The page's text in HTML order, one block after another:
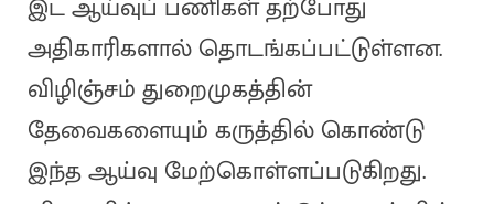
இட ஆய்வுப் பணிகள் தற்போது
அதிகாரிகளால் தொடங்கப்பட்டுள்ளன.
விழிஞ்சம் துறைமுகத்தின்
தேவைகளையும் கருத்தில் கொண்டு
இந்த ஆய்வு மேற்கொள்ளப்படுகிறது.